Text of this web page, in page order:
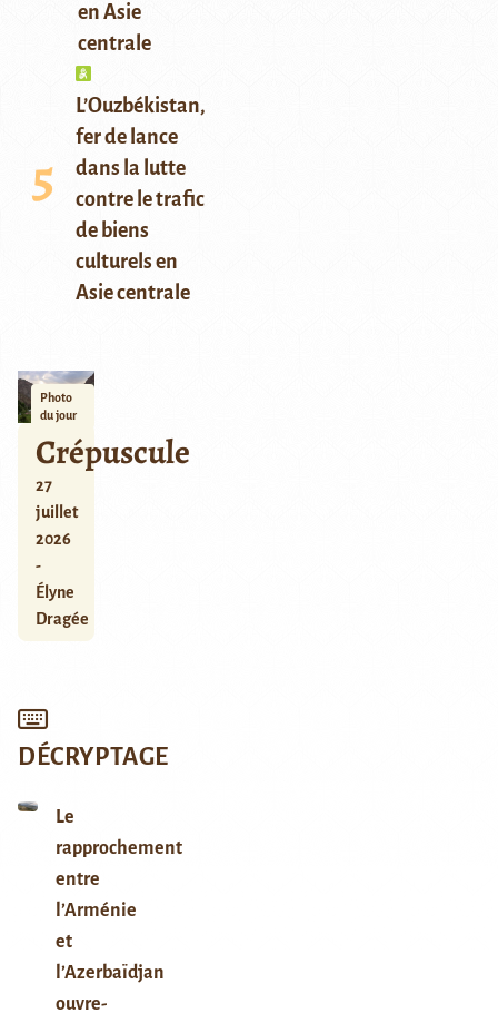
en Asie
centrale
L’Ouzbékistan,
fer de lance
dans la lutte
contre le trafic
de biens
culturels en
Asie centrale
Photo
du jour
Crépuscule
27
juillet
2026
-
Élyne
Dragée
DÉCRYPTAGE
Le
rapprochement
entre
l’Arménie
et
l’Azerbaïdjan
ouvre-